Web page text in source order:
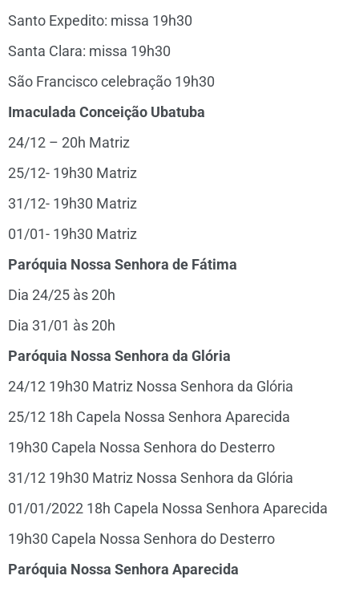
Santo Expedito: missa 19h30
Santa Clara: missa 19h30
São Francisco celebração 19h30
Imaculada Conceição Ubatuba
24/12 – 20h Matriz
25/12- 19h30 Matriz
31/12- 19h30 Matriz
01/01- 19h30 Matriz
Paróquia Nossa Senhora de Fátima
Dia 24/25 às 20h
Dia 31/01 às 20h
Paróquia Nossa Senhora da Glória
24/12 19h30 Matriz Nossa Senhora da Glória
25/12 18h Capela Nossa Senhora Aparecida
19h30 Capela Nossa Senhora do Desterro
31/12 19h30 Matriz Nossa Senhora da Glória
01/01/2022 18h Capela Nossa Senhora Aparecida
19h30 Capela Nossa Senhora do Desterro
Paróquia Nossa Senhora Aparecida